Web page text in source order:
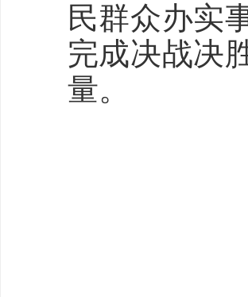
民群众办实
完成决战决
量。